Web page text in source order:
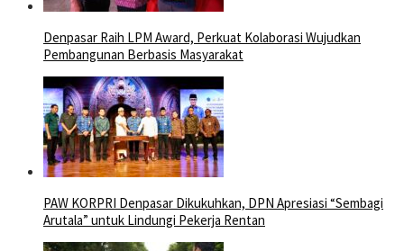
Denpasar Raih LPM Award, Perkuat Kolaborasi Wujudkan
Pembangunan Berbasis Masyarakat
PAW KORPRI Denpasar Dikukuhkan, DPN Apresiasi “Sembagi
Arutala” untuk Lindungi Pekerja Rentan